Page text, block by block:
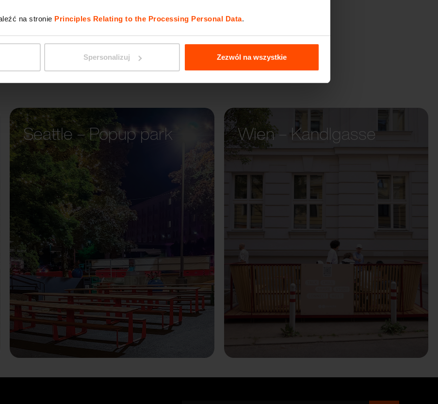
na stronie Principles Relating to the Processing Personal Data.
Spersonalizuj Zezwól na wszystkie
Seattle – Popup park Wien – Kandlgasse